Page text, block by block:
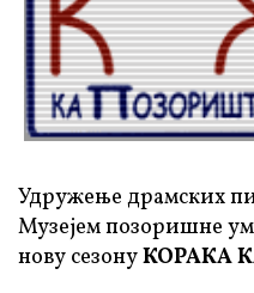
Удружење драмских
Музејем позоришне
нову сезонуКОРАКА